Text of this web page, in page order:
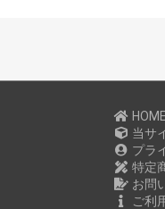
HOME
当サ
プラ
特定
お問
ご利